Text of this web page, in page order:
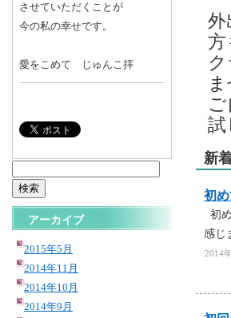
外
方
ま
試
新
初
初
感じ
2014
させていただくことが
今の私の幸せです。
愛をこめて じゅんこ拝
索:
アーカイブ
2015年5月
2014年11月
2014年10月
2014年9月